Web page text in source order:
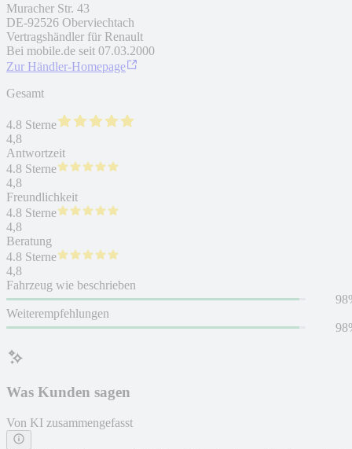
Was Kunden sagen
Von KI zusammengefasst
Muracher Str. 43
DE-92526 Oberviechtach
Vertragshändler für Renault
Bei mobile.de seit 07.03.2000
Zur Händler-Homepage
Gesamt
4.8 Sterne
4,8
Antwortzeit
4.8 Sterne
4,8
Freundlichkeit
4.8 Sterne
4,8
Beratung
4.8 Sterne
4,8
Fahrzeug wie beschrieben
Weiterempfehlungen